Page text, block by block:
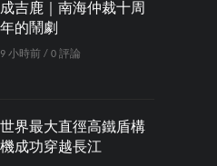
成吉鹿｜南海仲裁十周
年的鬧劇
9 小時前 / 0 評論
世界最大直徑高鐵盾構
機成功穿越長江